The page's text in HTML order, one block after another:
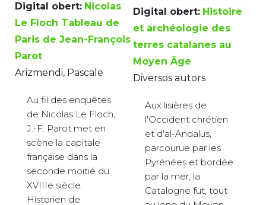
Digital obert: Nicolas
Le Floch Tableau de
Paris de Jean-François
Parot
Arizmendi, Pascale
Au fil des enquêtes
de Nicolas Le Floch,
J.-F. Parot met en
scène la capitale
française dans la
seconde moitié du
XVIIIe siècle.
Historien de
Digital obert: Histoire
et archéologie des
terres catalanes au
Moyen Âge
Diversos autors
Aux lisières de
l'Occident chrétien
et d'al-Andalus,
parcourue par les
Pyrénées et bordée
par la mer, la
Catalogne fut, tout